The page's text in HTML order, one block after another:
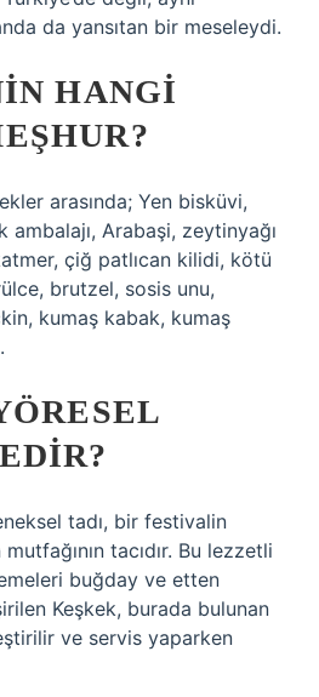
da yansıtan bir meseleydi.
HANGI
arasında; Yen bisküvi,
Arabaşi, zeytinyağı
çiğ patlıcan kilidi, kötü
brutzel, sosis unu,
kumaş kabak, kumaş
tadı, bir festivalin
tacıdır. Bu lezzetli
buğday ve etten
Keşkek, burada bulunan
ve servis yaparken